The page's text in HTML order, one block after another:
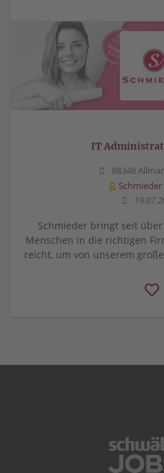
IT
88348
Schmieder bringt seit
Menschen in die richtigen
reicht, um von unserem